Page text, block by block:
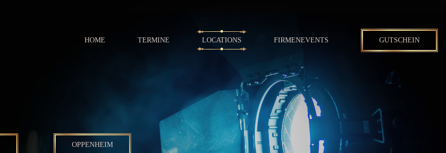
HOME TERMINE LOCATIONS FIRMENEVENTS GUTSCHEIN
OPPENHEIM